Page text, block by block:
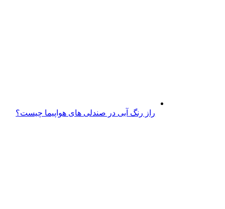
راز رنگ آبی در صندلی های هواپیما چیست؟